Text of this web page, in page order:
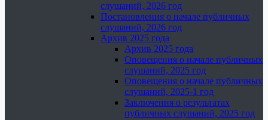
слушаний, 2026 год
Постановления о начале публичных
слушаний, 2026 год
Архив 2025 года
Архив 2025 года
Оповещения о начале публичных
слушаний, 2025 год
Оповещения о начале публичных
слушаний, 2025-1 год
Заключения о результатах
публичных слушаний, 2025 год